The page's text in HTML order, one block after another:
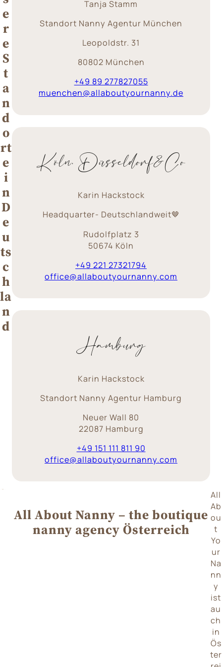
e
r
e
S
t
a
n
d
o
rt
e
i
n
D
e
u
ts
c
h
la
n
d
Tanja Stamm
Standort Nanny Agentur München
Leopoldstr. 31
80802 München
+‎49 89 277827055
muenchen@allaboutyournanny.de
Köln, Düsseldorf&Co
Karin Hackstock
Headquarter- Deutschlandweit🤎
Rudolfplatz 3
50674 Köln
+‎49 221 27321794
office@allaboutyournanny.com
Hamburg
Karin Hackstock
Standort Nanny Agentur Hamburg
Neuer Wall 80
22087 Hamburg
+‎49 151 111 811 90
office@allaboutyournanny.com
All About Nanny – the boutique
nanny agency Österreich
All
Ab
ou
t
Yo
ur
Na
nn
y
ist
au
ch
in
Ös
ter